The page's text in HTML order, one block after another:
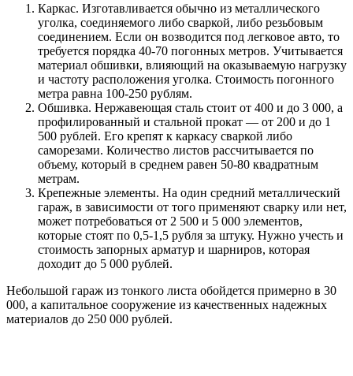
Каркас. Изготавливается обычно из металлического
уголка, соединяемого либо сваркой, либо резьбовым
соединением. Если он возводится под легковое авто, то
требуется порядка 40-70 погонных метров. Учитывается
материал обшивки, влияющий на оказываемую нагрузку
и частоту расположения уголка. Стоимость погонного
метра равна 100-250 рублям.
Обшивка. Нержавеющая сталь стоит от 400 и до 3 000, а
профилированный и стальной прокат — от 200 и до 1
500 рублей. Его крепят к каркасу сваркой либо
саморезами. Количество листов рассчитывается по
объему, который в среднем равен 50-80 квадратным
метрам.
Крепежные элементы. На один средний металлический
гараж, в зависимости от того применяют сварку или нет,
может потребоваться от 2 500 и 5 000 элементов,
которые стоят по 0,5-1,5 рубля за штуку. Нужно учесть и
стоимость запорных арматур и шарниров, которая
доходит до 5 000 рублей.
Небольшой гараж из тонкого листа обойдется примерно в 30
000, а капитальное сооружение из качественных надежных
материалов до 250 000 рублей.